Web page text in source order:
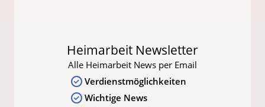
Heimarbeit Newsletter
Alle Heimarbeit News per Email
Verdienstmöglichkeiten
Wichtige News